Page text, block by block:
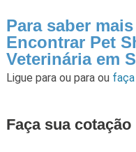
Para saber
Encontrar Pet
Veterinária em
Ligue para ou para ou
Faça sua cotação